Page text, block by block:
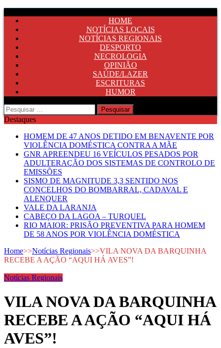
HOME
NOTÍCIAS LOCAIS
NOTÍCIAS REGIONAIS
DESPORTO
NECROLOGIA
OPINIÃO
SAÚDE/LAZER
ESCRITURAS
HUMOR
Pesquisar
por:
Destaques
HOMEM DE 47 ANOS DETIDO EM BENAVENTE POR
VIOLÊNCIA DOMÉSTICA CONTRA A MÃE
GNR APREENDEU 16 VEÍCULOS PESADOS POR
ADULTERAÇÃO DOS SISTEMAS DE CONTROLO DE
EMISSÕES
SISMO DE MAGNITUDE 3,3 SENTIDO NOS
CONCELHOS DO BOMBARRAL, CADAVAL E
ALENQUER
VALE DA LARANJA
CABEÇO DA LAGOA – TURQUEL
RIO MAIOR: PRISÃO PREVENTIVA PARA HOMEM
DE 58 ANOS POR VIOLÊNCIA DOMÉSTICA
Home>>Notícias Regionais>>VILA NOVA DA BARQUINHA
RECEBE A AÇÃO “AQUI HÁ AVES”!
Notícias Regionais
VILA NOVA DA BARQUINHA
RECEBE A AÇÃO “AQUI HÁ
AVES”!